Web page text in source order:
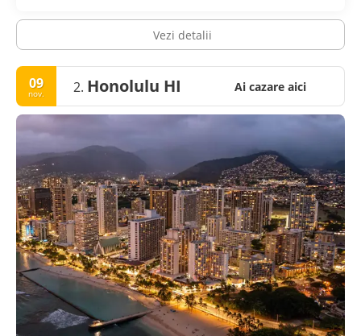
Vezi detalii
09
nov. 2. Honolulu HI Ai cazare aici